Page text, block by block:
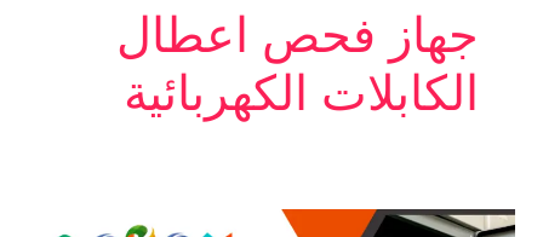
جهاز فحص اعطال
الكابلات الكهربائية
جهاز